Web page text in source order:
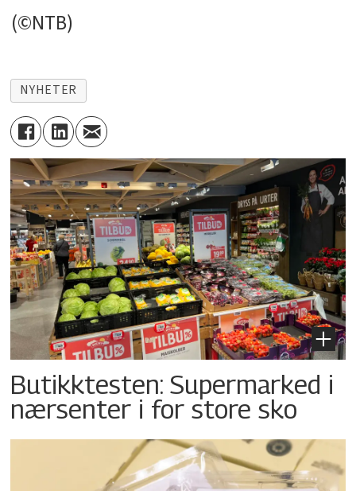
(©NTB)
NYHETER
Butikktesten: Supermarked i
nærsenter i for store sko